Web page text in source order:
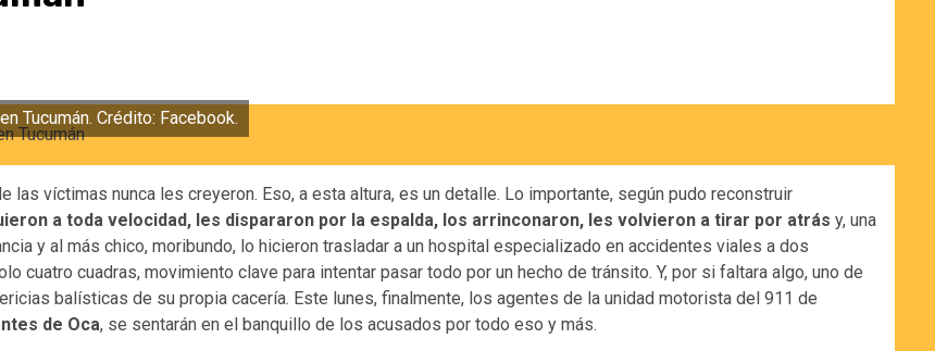
Tucumán. Crédito: Facebook.
víctimas nunca les creyeron. Eso, a esta altura, es un detalle. Lo importante, según pudo reconstruir
a toda velocidad, les dispararon por la espalda, los arrinconaron, les volvieron a tirar por atrás y, una
y al más chico, moribundo, lo hicieron trasladar a un hospital especializado en accidentes viales a dos
cuatro cuadras, movimiento clave para intentar pasar todo por un hecho de tránsito. Y, por si faltara algo, uno de
balísticas de su propia cacería. Este lunes, finalmente, los agentes de la unidad motorista del 911 de
de Oca, se sentarán en el banquillo de los acusados por todo eso y más.